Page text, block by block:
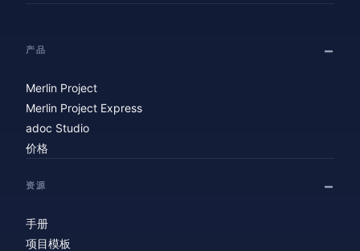
产品
Merlin Project
Merlin Project Express
adoc Studio
价格
资源
手册
项目模板